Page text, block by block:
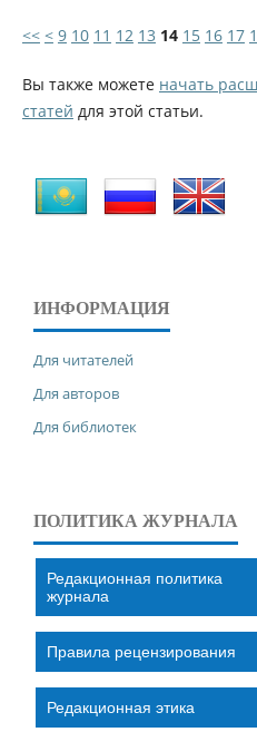
<< < 9 10 11 12 13 14 15 16 17
Вы также можете начать
статей для этой статьи.
ИНФОРМАЦИЯ
Для читателей
Для авторов
Для библиотек
ПОЛИТИКА ЖУРНАЛА
Редакционная политика
журнала
Правила рецензирования
Редакционная этика